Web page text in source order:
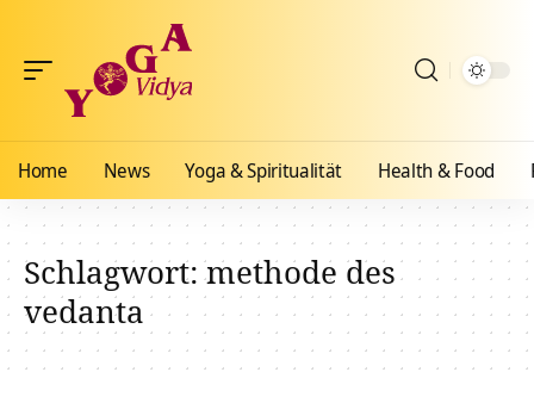
Home News Yoga & Spiritualität Health & Food
Schlagwort:methode des
vedanta